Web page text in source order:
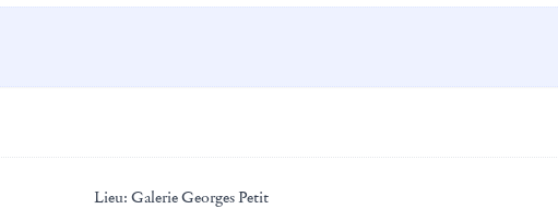
Lieu: Galerie Georges Petit